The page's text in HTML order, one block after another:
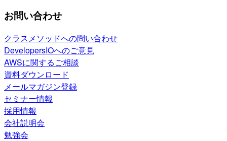
お問い合わせ
クラスメソッドへの問い合わせ
DevelopersIOへのご意見
AWSに関するご相談
資料ダウンロード
メールマガジン登録
セミナー情報
採用情報
会社説明会
勉強会